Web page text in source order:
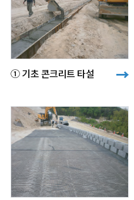
① 기초 콘크리트 타설 →